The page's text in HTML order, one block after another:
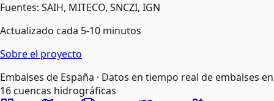
Fuentes: SAIH, MITECO, SNCZI, IGN
Actualizado cada 5-10 minutos
Sobre el proyecto
Embalses de España · Datos en tiempo real de embalses en
16 cuencas hidrográficas